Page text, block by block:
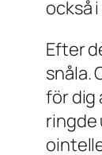
också
Efter
snåla.
för dig
ringde